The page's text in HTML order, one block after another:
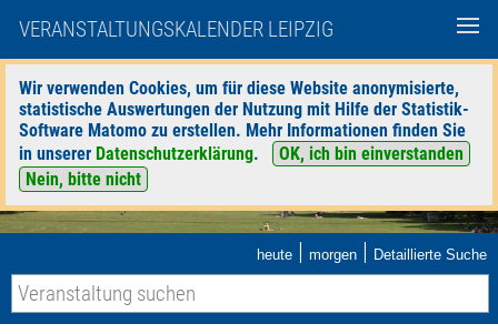
VERANSTALTUNGSKALENDER LEIPZIG
Wir verwenden Cookies, um für diese Website anonymisierte,
statistische Auswertungen der Nutzung mit Hilfe der Statistik-
Software Matomo zu erstellen. Mehr Informationen finden Sie
in unserer Datenschutzerklärung.
OK, ich bin einverstanden
Nein, bitte nicht
heute | morgen | Detaillierte Suche